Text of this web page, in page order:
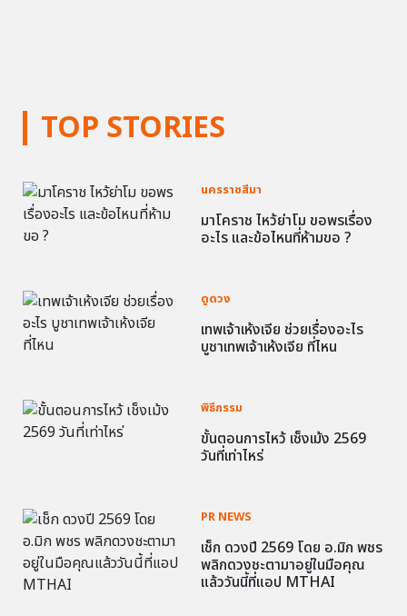
TOP STORIES
นครราชสีมา
มาโคราช ไหว้ย่าโม ขอพรเรื่อง
อะไร และข้อไหนที่ห้ามขอ ?
ดูดวง
เทพเจ้าเห้งเจีย ช่วยเรื่องอะไร
บูชาเทพเจ้าเห้งเจีย ที่ไหน
พิธีกรรม
ขั้นตอนการไหว้ เช็งเม้ง 2569
วันที่เท่าไหร่
PR NEWS
เช็ก ดวงปี 2569 โดย อ.มิก พชร
พลิกดวงชะตามาอยู่ในมือคุณ
แล้ววันนี้ที่แอป MTHAI